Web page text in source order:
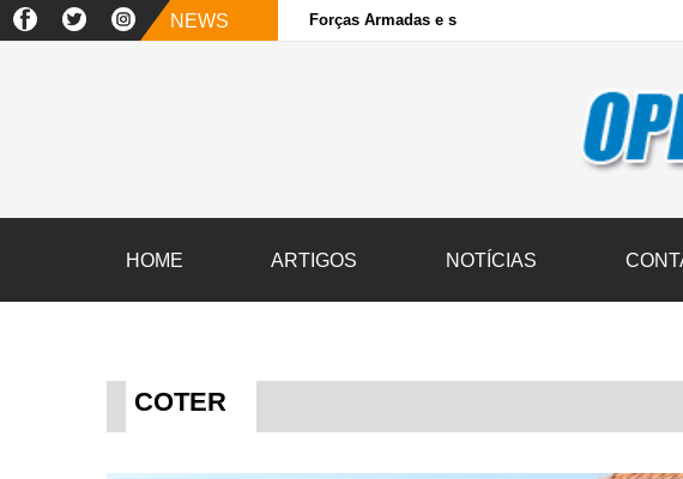
NEWS Forças Armadas e sociedade civil transportam
HOME ARTIGOS NOTÍCIAS
COTER